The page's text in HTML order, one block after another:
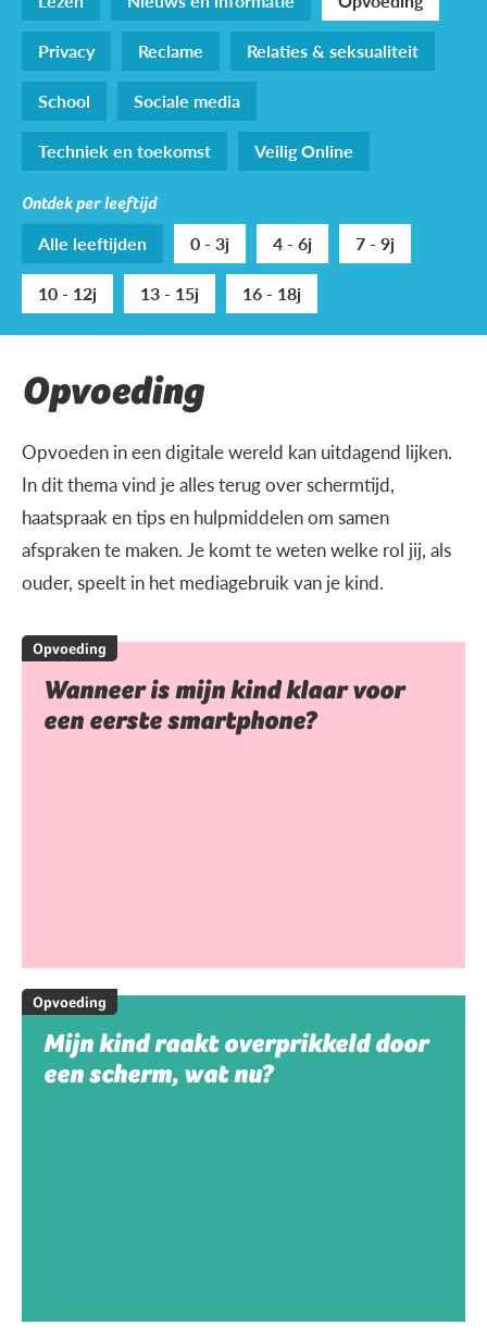
Privacy
Reclame
Relaties & seksualiteit
School
Sociale media
Techniek en toekomst
Veilig Online
Ontdek per leeftijd
Alle leeftijden 0 - 3j 4 - 6j
7 - 9j
10 - 12j
13 - 15j 16 - 18j
Opvoeding
Opvoeden in een digitale wereld kan uitdagend lijken.
In dit thema vind je alles terug over schermtijd,
haatspraak en tips en hulpmiddelen om samen
afspraken te maken. Je komt te weten welke rol jij, als
ouder, speelt in het mediagebruik van je kind.
Opvoeding
Wanneer is mijn kind klaar voor
een eerste smartphone?
Opvoeding
Mijn kind raakt overprikkeld door
een scherm, wat nu?